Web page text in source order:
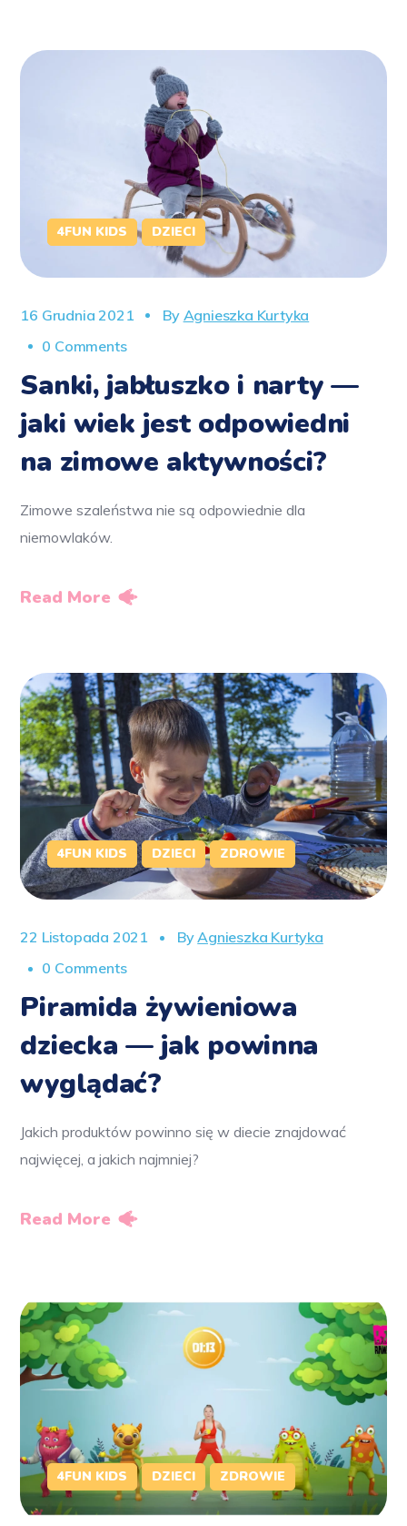
4FUN KIDS DZIECI
16 Grudnia 2021 By Agnieszka Kurtyka
0 Comments
Sanki, jabłuszko i narty —
jaki wiek jest odpowiedni
na zimowe aktywności?
Zimowe szaleństwa nie są odpowiednie dla
niemowlaków.
Read More
4FUN KIDS DZIECI ZDROWIE
22 Listopada 2021 ByAgnieszka Kurtyka
0 Comments
Piramida żywieniowa
dziecka — jak powinna
wyglądać?
Jakich produktów powinno się w diecie znajdować
najwięcej, a jakich najmniej?
Read More
4FUN KIDS DZIECI ZDROWIE